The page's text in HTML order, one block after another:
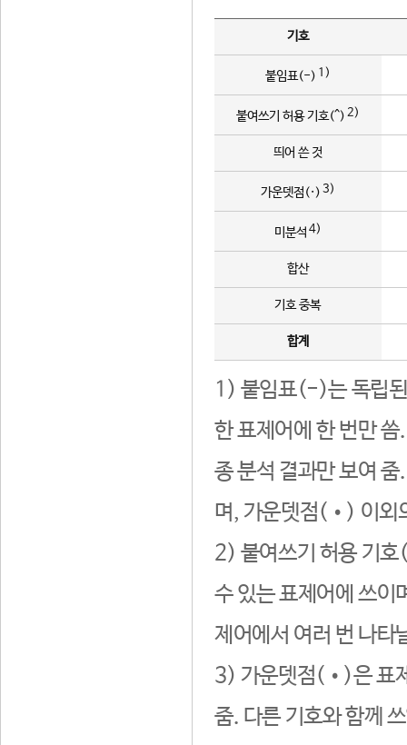
기호
붙임표(-) 1)
붙여쓰기 허용 기호(^) 2)
띄어 쓴 것
가운뎃점(·) 3)
미분석 4)
합산
기호 중복
합계
1) 붙임표(-)는 독립된
한 표제어에 한 번만
종 분석 결과만 보여
며, 가운뎃점(•) 이외
2) 붙여쓰기 허용 기호
수 있는 표제어에 쓰이
제어에서 여러 번 나타
3) 가운뎃점(•)은 표
줌. 다른 기호와 함께